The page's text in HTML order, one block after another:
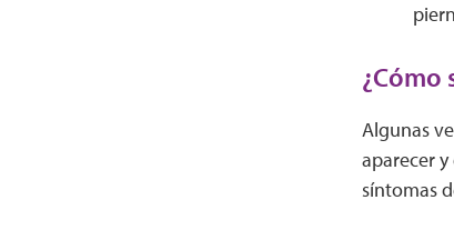
¿Cómo
Algunas
aparecer
síntomas